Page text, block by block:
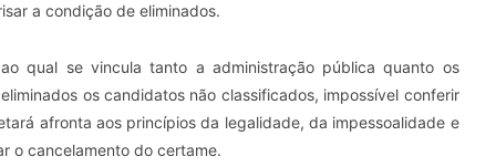
a condição de eliminados.
qual se vincula tanto a administração pública quanto os
os candidatos não classificados, impossível conferir
afronta aos princípios da legalidade, da impessoalidade e
o cancelamento do certame.